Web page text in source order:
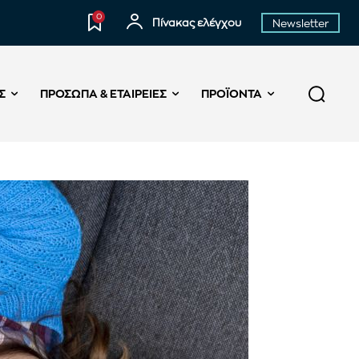
0
Πίνακας ελέγχου Newsletter
ΠΡΌΣΩΠΑ & ΕΤΑΙΡΕΊΕΣ ΠΡΟΪΌΝΤΑ